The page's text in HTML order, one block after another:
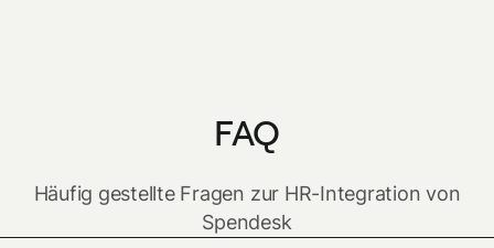
FAQ
Häufig gestellte Fragen zur HR-Integration von
Spendesk